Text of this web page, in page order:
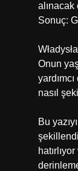
alınacak
Sonuç:
Onun
nasıl
Bu